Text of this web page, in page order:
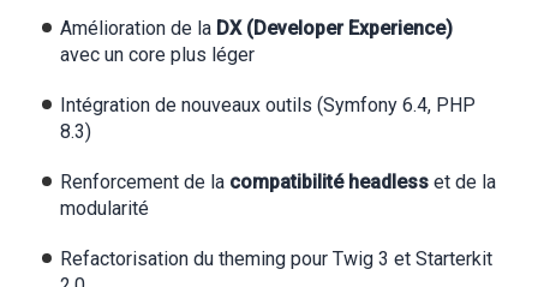
Amélioration de la DX (Developer Experience)
avec un core plus léger
Intégration de nouveaux outils (Symfony 6.4, PHP
8.3)
Renforcement de la compatibilité headless et de la
modularité
Refactorisation du theming pour Twig 3 et Starterkit